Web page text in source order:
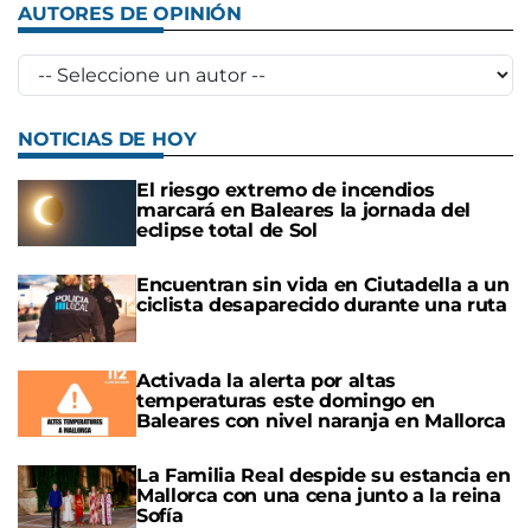
AUTORES DE OPINIÓN
NOTICIAS DE HOY
El riesgo extremo de incendios
marcará en Baleares la jornada del
eclipse total de Sol
Encuentran sin vida en Ciutadella a un
ciclista desaparecido durante una ruta
Activada la alerta por altas
temperaturas este domingo en
Baleares con nivel naranja en Mallorca
La Familia Real despide su estancia en
Mallorca con una cena junto a la reina
Sofía